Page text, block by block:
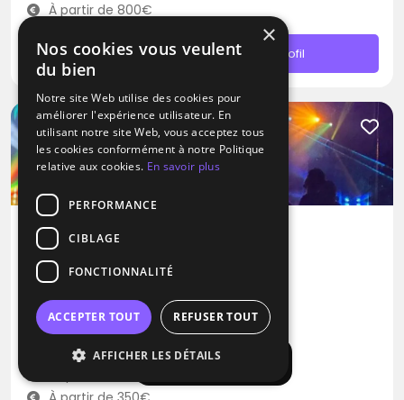
Afficher la carte
À partir de 800€
Contacter Profil
DJ
Dj Mataba
Afro Dance Dance hall
Portet-sur-Garonne (31)
×
Nos cookies vous veulent
du bien
Notre site Web utilise des cookies pour
améliorer l'expérience utilisateur. En
utilisant notre site Web, vous acceptez tous
les cookies conformément à notre Politique
relative aux cookies. En savoir plus
PERFORMANCE
CIBLAGE
FONCTIONNALITÉ
ACCEPTER TOUT REFUSER TOUT
AFFICHER LES DÉTAILS